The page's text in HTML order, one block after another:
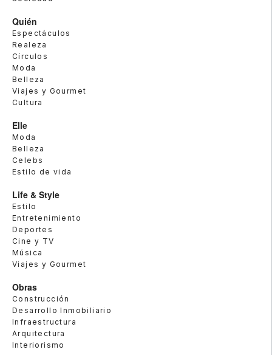
Quién
Espectáculos
Realeza
Círculos
Moda
Belleza
Viajes y Gourmet
Cultura
Elle
Moda
Belleza
Celebs
Estilo de vida
Life & Style
Estilo
Entretenimiento
Deportes
Cine y TV
Música
Viajes y Gourmet
Obras
Construcción
Desarrollo Inmobiliario
Infraestructura
Arquitectura
Interiorismo